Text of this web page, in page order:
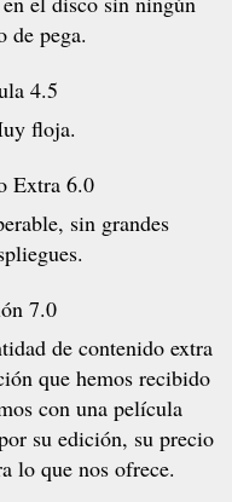
de pega.
4.5
floja.
Extra 6.0
sin grandes
7.0
de contenido extra
que hemos recibido
con una película
su edición, su precio
lo que nos ofrece.